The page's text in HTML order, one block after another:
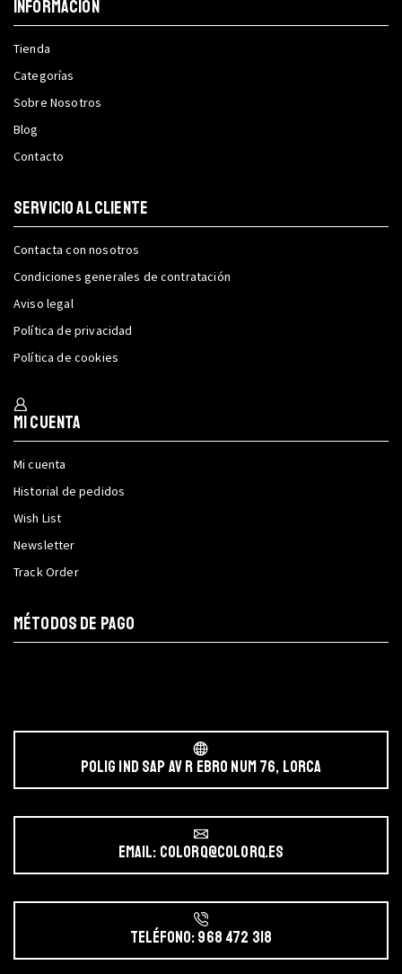
INFORMACIÓN
Tienda
Categorías
Sobre Nosotros
Blog
Contacto
SERVICIO AL CLIENTE
Contacta con nosotros
Condiciones generales de contratación
Aviso legal
Política de privacidad
Política de cookies
Mi cuenta
Mi cuenta
Historial de pedidos
Wish List
Newsletter
Track Order
MÉTODOS DE PAGO
POLIG IND SAP AV r EBRO NUM 76, LORCA
Email: colorq@colorq.es
Teléfono: 968 472 318